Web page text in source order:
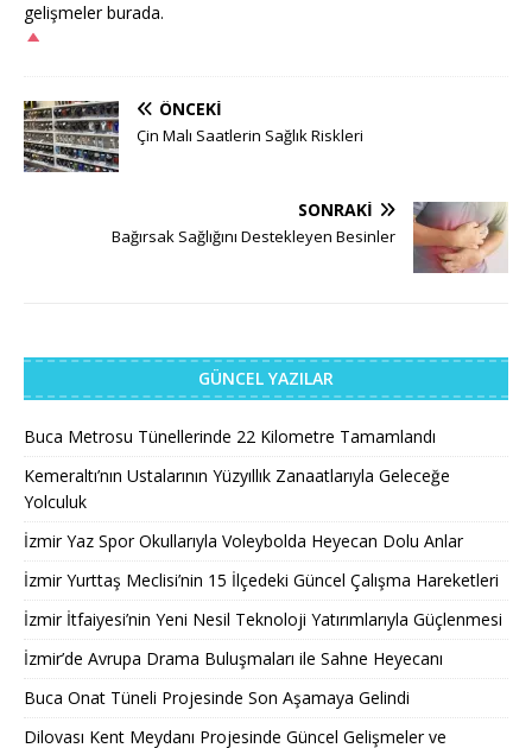
gelişmeler burada.
ÖNCEKI
Çin Malı Saatlerin Sağlık Riskleri
SONRAKI
Bağırsak Sağlığını Destekleyen Besinler
GÜNCEL YAZILAR
Buca Metrosu Tünellerinde 22 Kilometre Tamamlandı
Kemeraltı’nın Ustalarının Yüzyıllık Zanaatlarıyla Geleceğe
Yolculuk
İzmir Yaz Spor Okullarıyla Voleybolda Heyecan Dolu Anlar
İzmir Yurttaş Meclisi’nin 15 İlçedeki Güncel Çalışma Hareketleri
İzmir İtfaiyesi’nin Yeni Nesil Teknoloji Yatırımlarıyla Güçlenmesi
İzmir’de Avrupa Drama Buluşmaları ile Sahne Heyecanı
Buca Onat Tüneli Projesinde Son Aşamaya Gelindi
Dilovası Kent Meydanı Projesinde Güncel Gelişmeler ve